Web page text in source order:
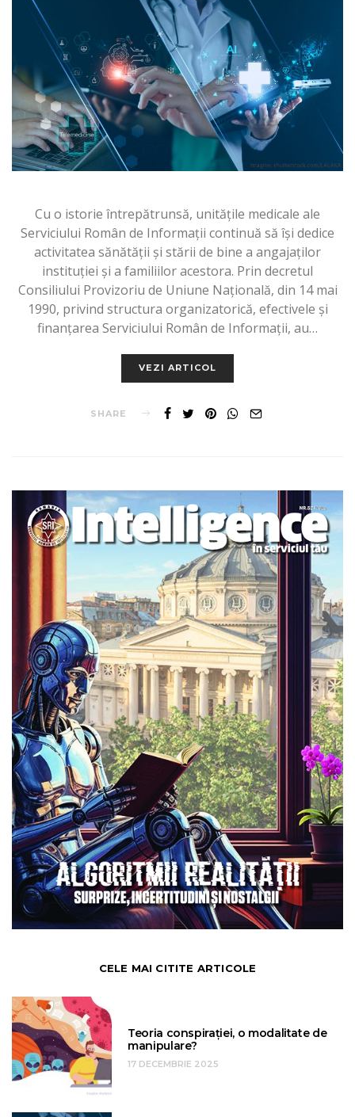
Cu o istorie întrepătrunsă, unitățile medicale ale
Serviciului Român de Informații continuă să își dedice
activitatea sănătății și stării de bine a angajaților
instituției și a familiilor acestora. Prin decretul
Consiliului Provizoriu de Uniune Națională, din 14 mai
1990, privind structura organizatorică, efectivele și
finanțarea Serviciului Român de Informații, au…
VEZI ARTICOL
SHARE
CELE MAI CITITE ARTICOLE
Teoria conspirației, o modalitate de
manipulare?
17 DECEMBRIE 2025